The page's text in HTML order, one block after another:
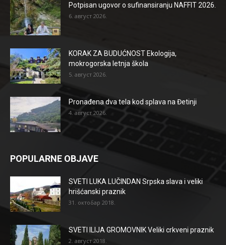
Potpisan ugovor o sufinansiranju NAFFIT 2026.
6. август 2026.
KORAK ZA BUDUĆNOST Ekologija,
mokrogorska letnja škola
5. август 2026.
Pronađena dva tela kod splava na Đetinji
4. август 2026.
POPULARNE OBJAVE
SVETI LUKA LUČINDAN Srpska slava i veliki
hrišćanski praznik
31. октобар 2018.
SVETI ILIJA GROMOVNIK Veliki crkveni praznik
2. август 2018.